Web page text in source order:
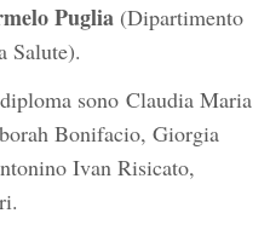
Puglia(Dipartimento
Salute).
sono Claudia Maria
Bonifacio, Giorgia
Ivan Risicato,